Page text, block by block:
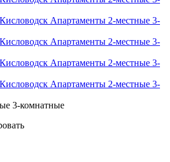
3-комнатные